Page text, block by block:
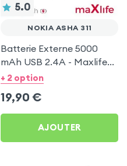
5.0
NOKIA ASHA 311
Batterie Externe 5000
mAh USB 2.4A - Maxlife
Noir pour Nokia Asha 311
+ 2 option
19,90 €
AJOUTER